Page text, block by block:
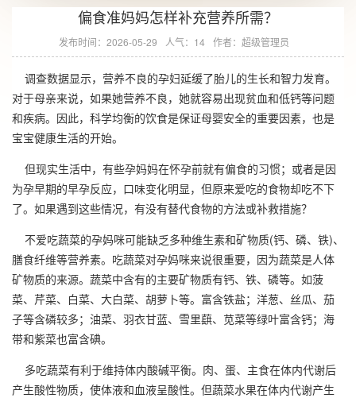
偏食准妈妈怎样补充营养所需？
发布时间：2026-05-29 人气：14 作者：超级管理员
调查数据显示，营养不良的孕妇延缓了胎儿的生长和智力发育。
对于母亲来说，如果她营养不良，她就容易出现贫血和低钙等问题
和疾病。因此，科学均衡的饮食是保证母婴安全的重要因素，也是
宝宝健康生活的开始。
但现实生活中，有些孕妈妈在怀孕前就有偏食的习惯；或者是因
为孕早期的早孕反应，口味变化明显，但原来爱吃的食物却吃不下
了。如果遇到这些情况，有没有替代食物的方法或补救措施？
不爱吃蔬菜的孕妈咪可能缺乏多种维生素和矿物质(钙、磷、铁)、
膳食纤维等营养素。吃蔬菜对孕妈咪来说很重要，因为蔬菜是人体
矿物质的来源。蔬菜中含有的主要矿物质有钙、铁、磷等。如菠
菜、芹菜、白菜、大白菜、胡萝卜等。富含铁盐；洋葱、丝瓜、茄
子等含磷较多；油菜、羽衣甘蓝、雪里蕻、苋菜等绿叶富含钙；海
带和紫菜也富含碘。
多吃蔬菜有利于维持体内酸碱平衡。肉、蛋、主食在体内代谢后
产生酸性物质，使体液和血液呈酸性。但蔬菜水果在体内代谢产生